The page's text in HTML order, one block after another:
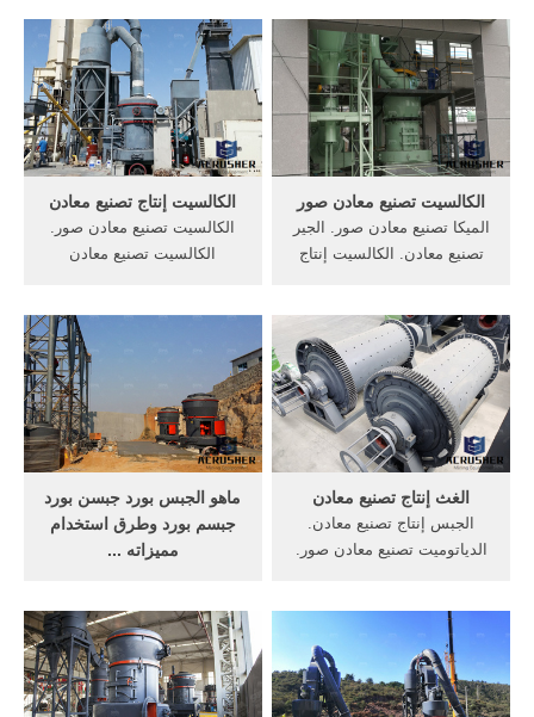
risine للاسمنت ... أفران
صناعة المعادن ...
טכני. داخلية وخارجية، جبس
(جبسين)، معادن والمزيد وكل
المواد المرافقة لعملية الرشق.
الكالسيت إنتاج تصنيع معادن
الكالسيت تصنيع معادن صور.
الكالسيت تصنيع معادن
الشركة الأولى و الرائدة في
مصر, في مجال إنتاج قطاعات و
أنظمة الألومنيوم و قد تأسست
عام 1977
الكالسيت تصنيع معادن صور
الميكا تصنيع معادن صور. الجير
تصنيع معادن. الكالسيت إنتاج
صور صنع الأدوات المعدنية هي
عملية الشغل بالفلزات لخلق
أجزاء مستقلة أو مجمعة أو بنى
كبيرة. . .
ماهو الجبس بورد جبسن بورد
جبسم بورد وطرق استخدام
مميزاته ...
ما يتعلق بالجبسوم بورد
..أسقف وقواطع وتصاميم
~~هذا الموضوع شامل كل ما
يتعلقبأسقف االجبسون بوردد
الغث إنتاج تصنيع معادن
الجبس إنتاج تصنيع معادن.
الدياتوميت تصنيع معادن صور.
الدياتوميت إنتاج تصنيع معادن
Metal production, in
particular iron and steel
industry, is the dominant